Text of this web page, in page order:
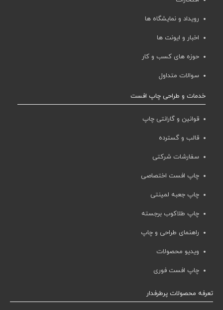
رویداد و نمایشگاه ها
اخبار و ایونت ها
حوزه های کسب و کار
سوالات متداول
خدمات و طراحی چاپ افست
قوانین و گارانتی چاپ
قالب و گسترده
سفارشات شرکتی
چاپ افست اختصاصی
چاپ جعبه لمینتی
چاپ طلاکوب برجسته
راهنمای طراحی و چاپ
ویدیو محصولات
چاپ افست فوری
تعرفه محصولات پرطرفدار